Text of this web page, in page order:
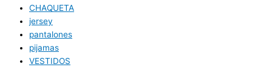
CHAQUETA
jersey
pantalones
pijamas
VESTIDOS